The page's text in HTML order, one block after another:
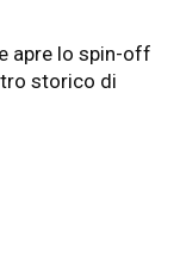
apre lo spin-off
storico di